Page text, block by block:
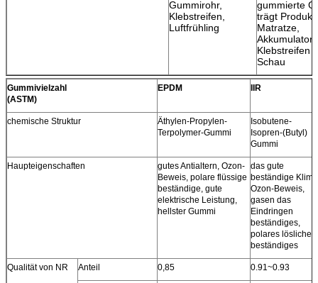
Gummirohr,
Klebstreifen,
Luftfrühling
gummierte
trägt
Matratze,
Klebstreifen
Schau
Gummivielzahl
(ASTM)
EPDM IIR
chemische Struktur
Äthylen-Propylen-
Terpolymer-Gummi
Isobutene-
Isopren-(Butyl)
Gummi
Haupteigenschaften
gutes Antialtern, Ozon-
Beweis, polare flüssige
beständige, gute
elektrische Leistung,
hellster Gummi
das gute
beständige
Ozon-Beweis,
gasen das
Eindringen
beständiges,
polares lösliches
beständiges
Qualität von NR Anteil 0,85 0.91~0.93